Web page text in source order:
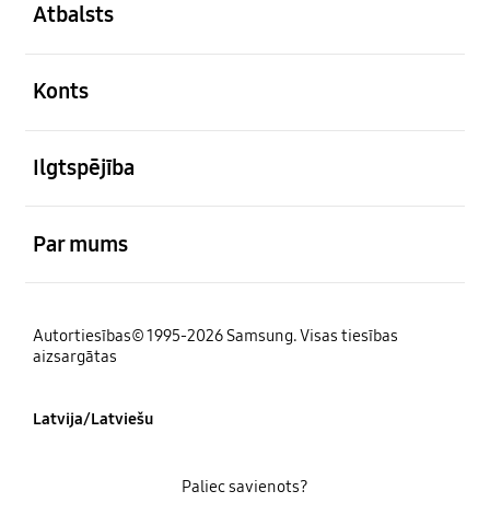
Atbalsts
Konts
Ilgtspējība
Par mums
Autortiesības© 1995-2026 Samsung. Visas tiesības
aizsargātas
Latvija/Latviešu
Paliec savienots?